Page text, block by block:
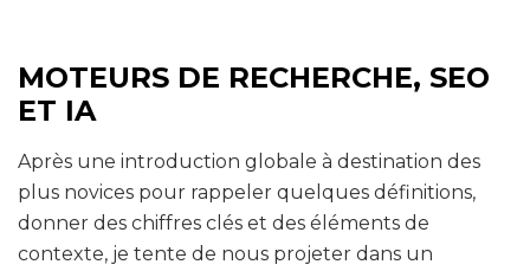
MOTEURS DE RECHERCHE, SEO
ET IA
Après une introduction globale à destination des
plus novices pour rappeler quelques définitions,
donner des chiffres clés et des éléments de
contexte, je tente de nous projeter dans un